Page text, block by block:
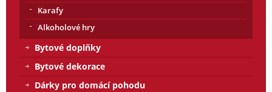
Karafy
Alkoholové hry
Bytové doplňky
Bytové dekorace
Dárky pro domácí pohodu